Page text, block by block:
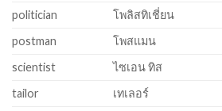
politician
โพลิสทิเชี่ยน
postman
โพสแมน
scientist
ไซเอน ทิส
tailor
เทเลอร์